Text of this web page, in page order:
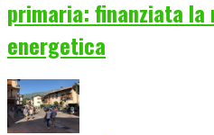
primaria: finanziata la
energetica